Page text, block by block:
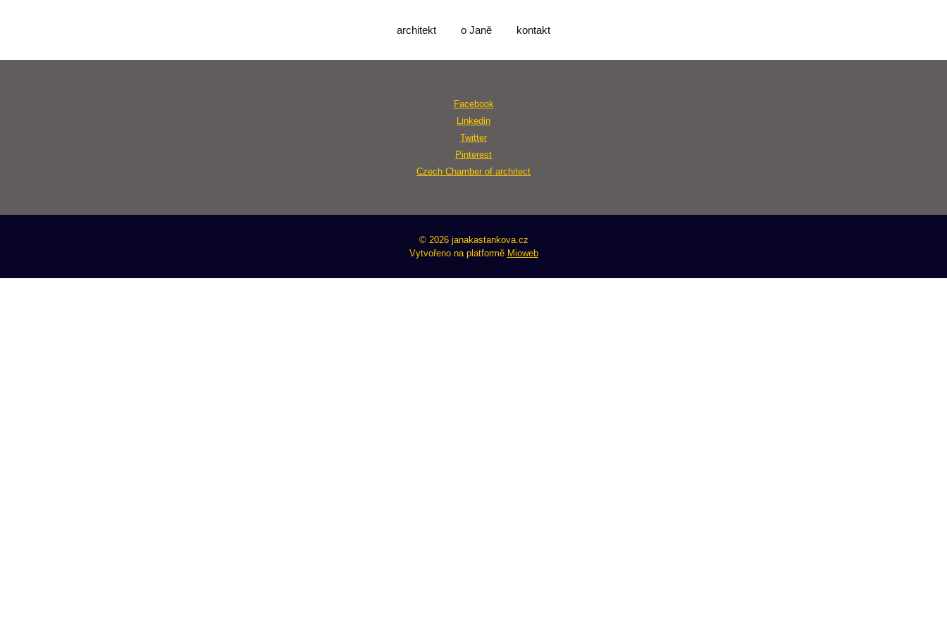
architekt o Janě kontakt
Facebook
Linkedin
Twitter
Pinterest
Czech Chamber of architect
© 2026 janakastankova.cz
Vytvořeno na platformě Mioweb